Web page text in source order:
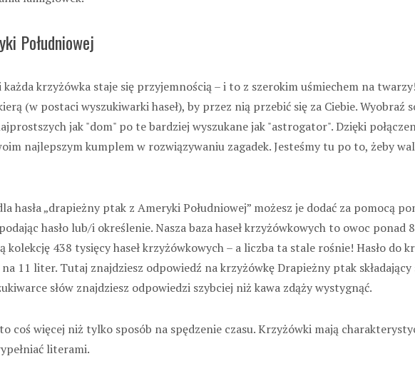
Południowej
każda krzyżówka staje się przyjemnością – i to z szerokim uśmiechem na
(w postaci wyszukiwarki haseł), by przez nią przebić się za Ciebie. Wyobraź
jak "dom" po te bardziej wyszukane jak "astrogator". Dzięki
najlepszym kumplem w rozwiązywaniu zagadek. Jesteśmy tu po to, żeby
hasła „drapieżny ptak z Ameryki Południowej” możesz je dodać za pomocą
hasło lub/i określenie. Nasza baza haseł krzyżówkowych to owoc
kolekcję 438 tysięcy haseł krzyżówkowych – a liczba ta stale rośnie! Hasło do
11 liter. Tutaj znajdziesz odpowiedź na krzyżówkę Drapieżny ptak
słów znajdziesz odpowiedzi szybciej niż kawa zdąży wystygnąć.
coś więcej niż tylko sposób na spędzenie czasu. Krzyżówki mają
literami.